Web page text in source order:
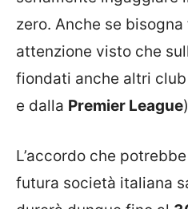
zero. Anche se
attenzione visto che
fiondati anche altri
e dalla Premier League
L’accordo che
futura società italiana